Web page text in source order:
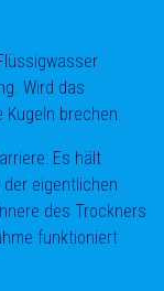
Wird das
brechen.
Es hält
eigentlichen
des Trockners
funktioniert